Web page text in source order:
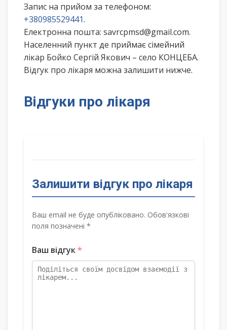
Запис на прийом за телефоном:
+380985529441.
Електронна пошта: savrcpmsd@gmail.com.
Населенний пункт де приймає сімейний
лікар Бойко Сергій Якович – село КОНЦЕБА.
Відгук про лікаря можна залишити нижче.
Відгуки про лікаря
Залишити відгук про лікаря
Ваш email не буде опубліковано. Обов'язкові
поля позначені *
Ваш відгук*